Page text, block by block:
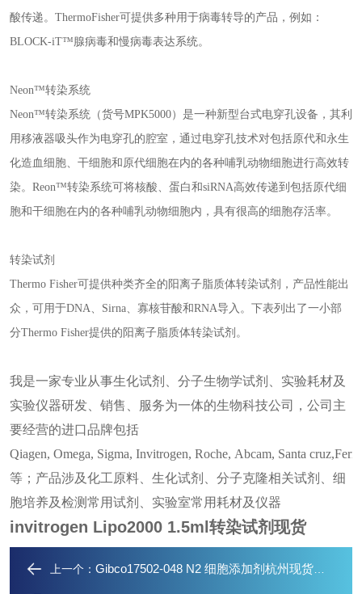
酸传递。ThermoFisher可提供多种用于病毒转导的产品，例如：
BLOCK-iT™腺病毒和慢病毒表达系统。
Neon™转染系统
Neon™转染系统（货号MPK5000）是一种新型台式电穿孔设备，其利
用移液器吸头作为电穿孔的腔室，通过电穿孔技术对包括原代和永生
化造血细胞、干细胞和原代细胞在内的各种哺乳动物细胞进行高效转
染。Reon™转染系统可将核酸、蛋白和siRNA高效传递到包括原代细
胞和干细胞在内的各种哺乳动物细胞内，具有很高的细胞存活率。
转染试剂
Thermo Fisher可提供种类齐全的阳离子脂质体转染试剂，产品性能出
众，可用于DNA、Sirna、寡核苷酸和RNA导入。下表列出了一小部
分Thermo Fisher提供的阳离子脂质体转染试剂。
我是一家专业从事生化试剂、分子生物学试剂、实验耗材及
实验仪器研发、销售、服务为一体的生物科技公司，公司主
要经营的进口品牌包括
Qiagen, Omega, Sigma, Invitrogen, Roche, Abcam, Santa
等；产品涉及化工原料、生化试剂、分子克隆相关试剂、细
胞培养及检测常用试剂、实验室常用耗材及仪器
invitrogen Lipo2000 1.5ml转染试剂现货
上一个： Gibco17502-048 N2 细胞添加剂杭州现货优势产品